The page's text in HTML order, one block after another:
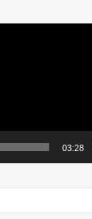
03:28